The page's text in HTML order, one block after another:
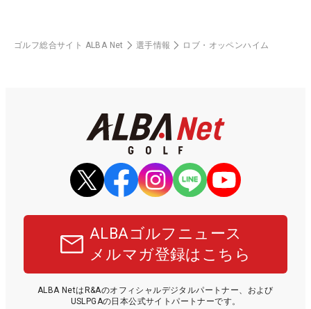
ゴルフ総合サイト ALBA Net 選手情報 ロブ・オッペンハイム
ALBAゴルフニュース
メルマガ登録はこちら
ALBA NetはR&Aのオフィシャルデジタルパートナー、および
USLPGAの日本公式サイトパートナーです。